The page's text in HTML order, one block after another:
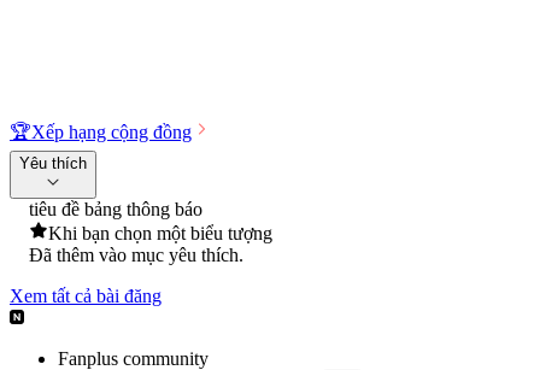
🏆Xếp hạng cộng đồng
Yêu thích
tiêu đề bảng thông báo
Khi bạn chọn một biểu tượng
Đã thêm vào mục yêu thích.
Xem tất cả bài đăng
Fanplus community